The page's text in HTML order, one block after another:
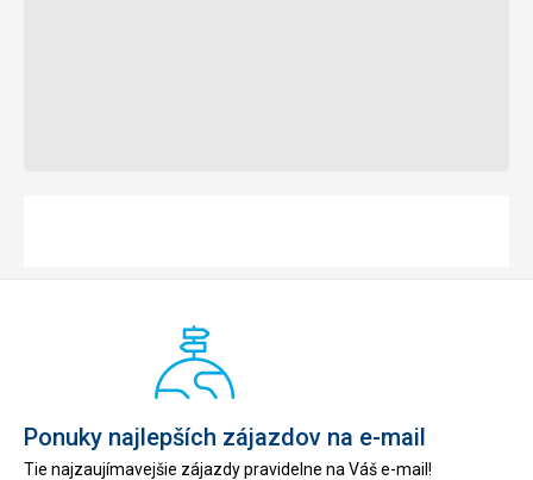
Ponuky najlepších zájazdov na e-mail
Tie najzaujímavejšie zájazdy pravidelne na Váš e-mail!